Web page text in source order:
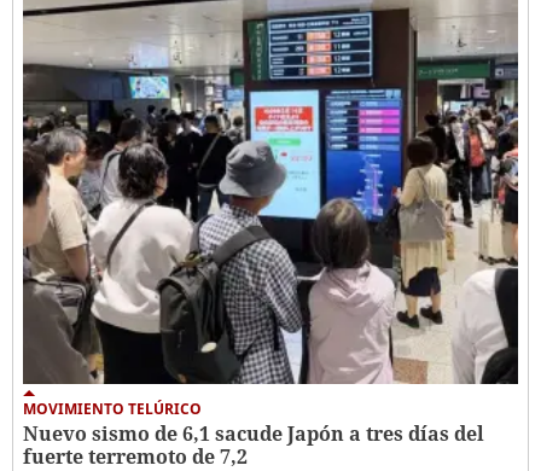
MOVIMIENTO TELÚRICO
Nuevo sismo de 6,1 sacude Japón a tres días del
fuerte terremoto de 7,2